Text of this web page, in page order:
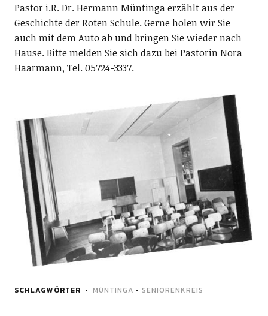
Pastor i.R. Dr. Hermann Müntinga erzählt aus der
Geschichte der Roten Schule. Gerne holen wir Sie
auch mit dem Auto ab und bringen Sie wieder nach
Hause. Bitte melden Sie sich dazu bei Pastorin Nora
Haarmann, Tel. 05724-3337.
SCHLAGWÖRTER MÜNTINGA • SENIORENKREIS